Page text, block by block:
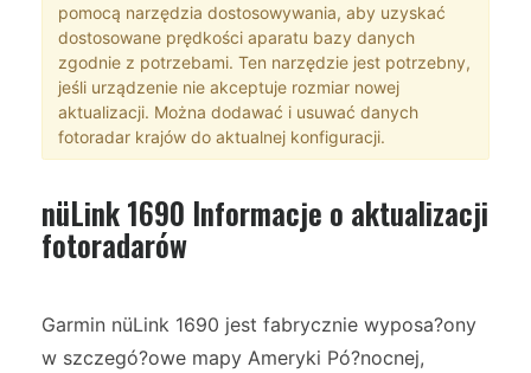
pomocą narzędzia dostosowywania, aby uzyskać
dostosowane prędkości aparatu bazy danych
zgodnie z potrzebami. Ten narzędzie jest potrzebny,
jeśli urządzenie nie akceptuje rozmiar nowej
aktualizacji. Można dodawać i usuwać danych
fotoradar krajów do aktualnej konfiguracji.
nüLink 1690 Informacje o aktualizacji
fotoradarów
Garmin nüLink 1690 jest fabrycznie wyposa?ony
w szczegó?owe mapy Ameryki Pó?nocnej,